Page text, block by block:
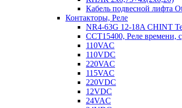
Кабель подвесной лифта
Контакторы, Реле
NR4-63G 12-18A CHINT
CCT15400, Реле времени,
110VAC
110VDC
220VAC
115VAC
220VDC
12VDC
24VAC